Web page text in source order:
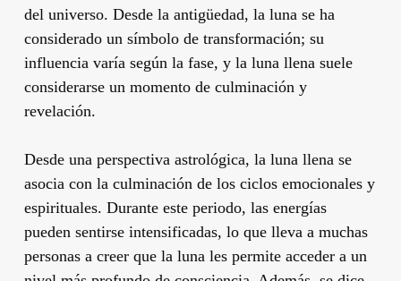
del universo. Desde la antigüedad, la luna se ha
considerado un símbolo de transformación; su
influencia varía según la fase, y la luna llena suele
considerarse un momento de culminación y
revelación.
Desde una perspectiva astrológica, la luna llena se
asocia con la culminación de los ciclos emocionales y
espirituales. Durante este periodo, las energías
pueden sentirse intensificadas, lo que lleva a muchas
personas a creer que la luna les permite acceder a un